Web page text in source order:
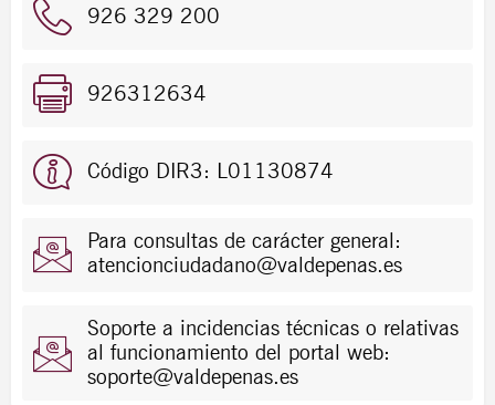
926 329 200
926312634
Código DIR3: L01130874
Para consultas de carácter general:
atencionciudadano@valdepenas.es
Soporte a incidencias técnicas o relativas
al funcionamiento del portal web:
soporte@valdepenas.es